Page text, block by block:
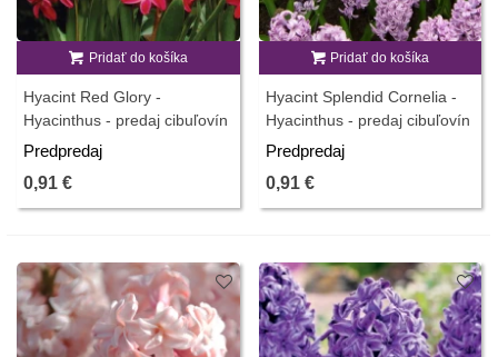
Pridať do košíka
Hyacint Red Glory -
Hyacinthus - predaj cibuľovín
- 1 ks
Predpredaj
0,91 €
Pridať do košíka
Hyacint Splendid Cornelia -
Hyacinthus - predaj cibuľovín
- 1 ks
Predpredaj
0,91 €